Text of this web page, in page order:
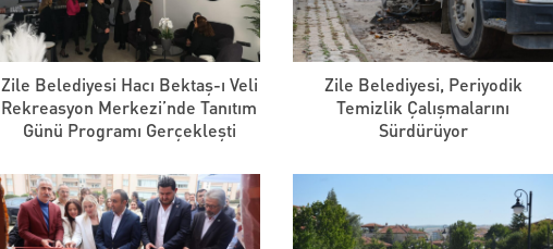
Zile Belediyesi Hacı Bektaş-ı Veli
Rekreasyon Merkezi’nde Tanıtım
Günü Programı Gerçekleşti
Zile Belediyesi, Periyodik
Temizlik Çalışmalarını
Sürdürüyor